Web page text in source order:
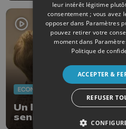
ECONOMIE
Un logiciel liégeois
seniors à distance
leur intérêt légitime
consentement ; vous avez
opposer dans Paramètres
pouvez retirer votre
moment dans
Politique de
ACCEPTER &
REFUSER